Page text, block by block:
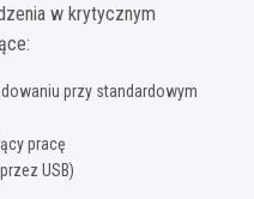
w krytycznym
przy standardowym
pracę
USB)